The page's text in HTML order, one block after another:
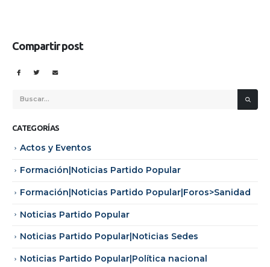
Compartir post
CATEGORÍAS
Actos y Eventos
Formación|Noticias Partido Popular
Formación|Noticias Partido Popular|Foros>Sanidad
Noticias Partido Popular
Noticias Partido Popular|Noticias Sedes
Noticias Partido Popular|Política nacional